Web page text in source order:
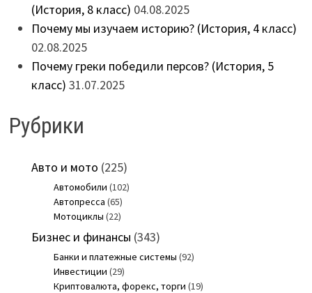
(История, 8 класс) 04.08.2025
Почему мы изучаем историю? (История, 4 класс)
02.08.2025
Почему греки победили персов? (История, 5
класс) 31.07.2025
Рубрики
Авто и мото (225)
Автомобили (102)
Автопресса (65)
Мотоциклы (22)
Бизнес и финансы (343)
Банки и платежные системы (92)
Инвестиции (29)
Криптовалюта, форекс, торги (19)